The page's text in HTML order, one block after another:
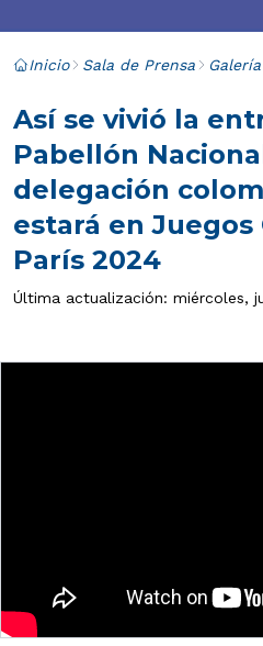
Inicio Sala de Prensa
Así se vivió la
Pabellón
delegación
estará en
París 2024
Última actualización: miércoles,